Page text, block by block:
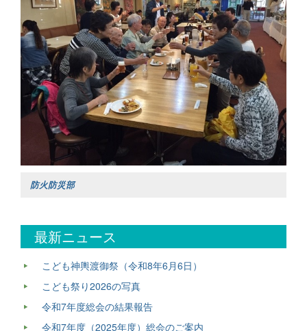
防火防災部
最新ニュース
こども神輿渡御祭（令和8年6月6日）
こども祭り2026の写真
令和7年度総会の結果報告
令和7年度（2025年度）総会のご案内